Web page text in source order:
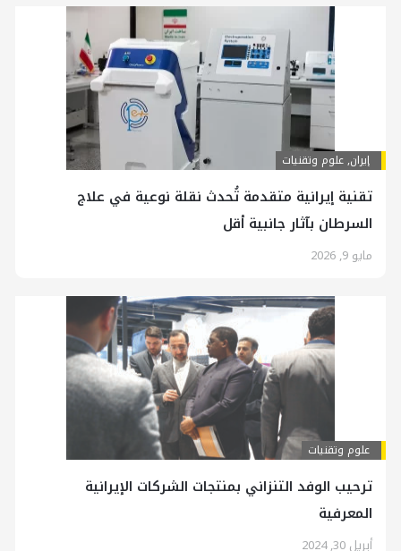
إيران,علوم وتقنيات
تقنية إيرانية متقدمة تُحدث نقلة نوعية في علاج
السرطان بآثار جانبية أقل
مايو 9, 2026
علوم وتقنيات
ترحيب الوفد التنزاني بمنتجات الشركات الإيرانية
المعرفية
أبريل 30, 2024